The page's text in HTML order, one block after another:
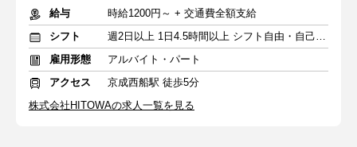
給与
時給1200円～ + 交通費全額支給
シフト
週2日以上 1日4.5時間以上 シフト自由・自己申告
雇用形態
アルバイト・パート
アクセス
京成西船駅 徒歩5分
株式会社HITOWAの求人一覧を見る